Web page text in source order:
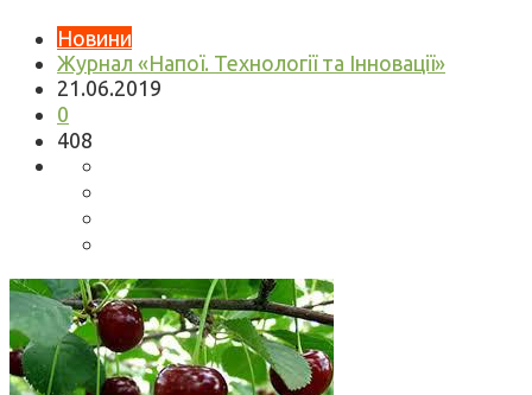
Новини
Журнал «Напої. Технології та Інновації»
21.06.2019
0
408